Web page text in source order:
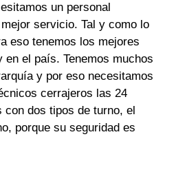
un personal
servicio. Tal y como lo
eso tenemos los mejores
en el país. Tenemos muchos
y por eso necesitamos
cerrajeros las 24
con dos tipos de turno, el
porque su seguridad es